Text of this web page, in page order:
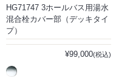
HG71747 3ホールバス用湯水
混合栓カバー部（デッキタイ
プ）
¥99,000(税込)